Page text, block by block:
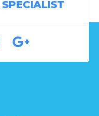
SPECIALIST